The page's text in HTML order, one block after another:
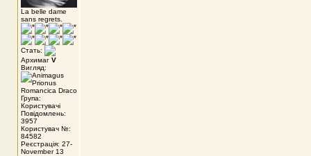
La belle dame
sans regrets.
Стать:
Архимаг V
Вигляд:
Група:
Користувачі
Повідомлень:
3957
Користувач №:
84582
Реєстрація: 27-
November 13